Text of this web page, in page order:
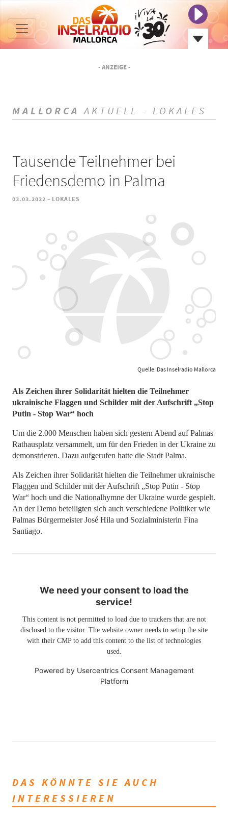
- ANZEIGE -
MALLORCA AKTUELL - LOKALES
Tausende Teilnehmer bei
Friedensdemo in Palma
03.03.2022 - LOKALES
Quelle: Das Inselradio Mallorca
Als Zeichen ihrer Solidarität hielten die Teilnehmer
ukrainische Flaggen und Schilder mit der Aufschrift „Stop
Putin - Stop War“ hoch
Um die 2.000 Menschen haben sich gestern Abend auf Palmas
Rathausplatz versammelt, um für den Frieden in der Ukraine zu
demonstrieren. Dazu aufgerufen hatte die Stadt Palma.
Als Zeichen ihrer Solidarität hielten die Teilnehmer ukrainische
Flaggen und Schilder mit der Aufschrift „Stop Putin - Stop
War“ hoch und die Nationalhymne der Ukraine wurde gespielt.
An der Demo beteiligten sich auch verschiedene Politiker wie
Palmas Bürgermeister José Hila und Sozialministerin Fina
Santiago.
We need your consent to load the
service!
This content is not permitted to load due to trackers that are not
disclosed to the visitor. The website owner needs to setup the site
with their CMP to add this content to the list of technologies
used.
Powered by Usercentrics Consent Management
Platform
DAS KÖNNTE SIE AUCH
INTERESSIEREN